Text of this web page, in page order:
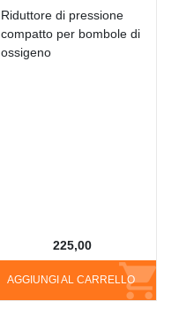
Riduttore di pressione
compatto per bombole di
ossigeno
AGGIUNGI AL CARRELLO
225,00